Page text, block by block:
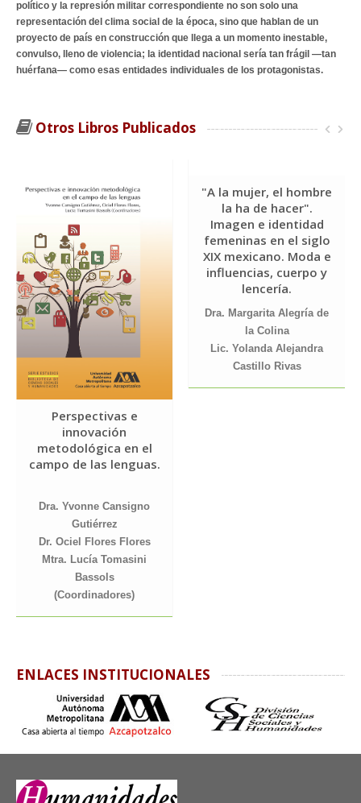
político y la represión militar correspondiente no son solo una
representación del clima social de la época, sino que hablan de un
proyecto de país en construcción que llega a un momento inestable,
convulso, lleno de violencia; la identidad nacional sería tan frágil —tan
huérfana— como esas entidades individuales de los protagonistas.
Otros Libros Publicados
Perspectivas e
innovación
metodológica en el
campo de las lenguas.
Dra. Yvonne Cansigno
Gutiérrez
Dr. Ociel Flores Flores
Mtra. Lucía Tomasini
Bassols
(Coordinadores)
"A la mujer, el hombre
la ha de hacer".
Imagen e identidad
femeninas en el siglo
XIX mexicano. Moda e
influencias, cuerpo y
lencería.
Dra. Margarita Alegría de
la Colina
Lic. Yolanda Alejandra
Castillo Rivas
ENLACES INSTITUCIONALES